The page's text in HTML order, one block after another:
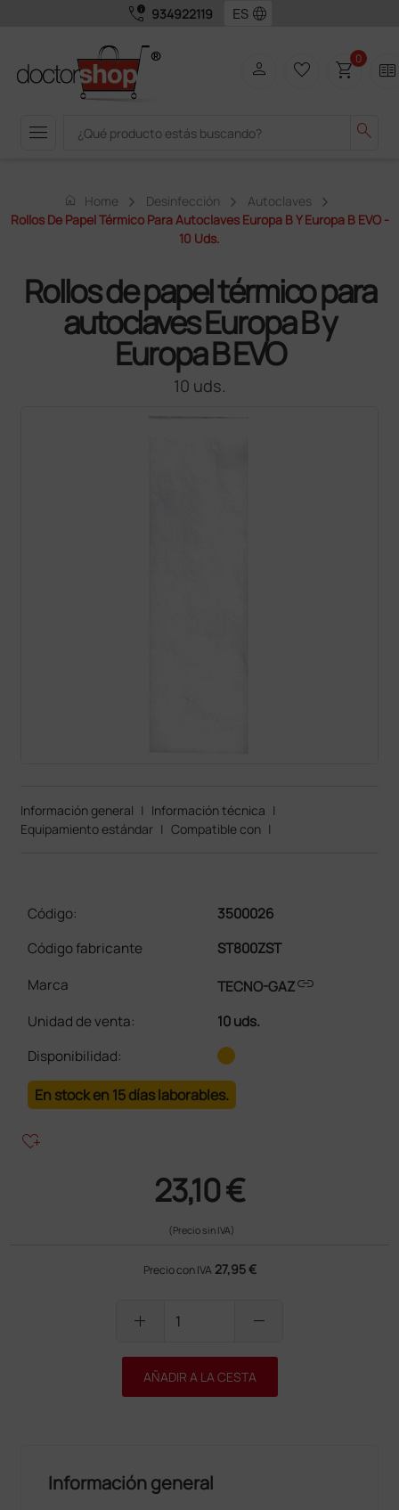
call_quality 934922119 language
menu search
person favorite_border shopping_cart0 two_pager
home Home Desinfección
Autoclaves
Rollos De Papel Térmico Para Autoclaves Europa B Y Europa B EVO -
10 Uds.
Rollos de papel térmico para
autoclaves Europa B y
Europa B EVO
10 uds.
Información general | Información técnica |
Equipamiento estándar | Compatible con |
Código:
3500026
Código fabricante
ST800ZST
Marca
TECNO-GAZlink
Unidad de venta:
10 uds.
Disponibilidad:
En stock en 15 días laborables.
heart_plus
23,10 €
(Precio sin IVA)
Precio con IVA 27,95 €
add remove
AÑADIR A LA CESTA
Información general